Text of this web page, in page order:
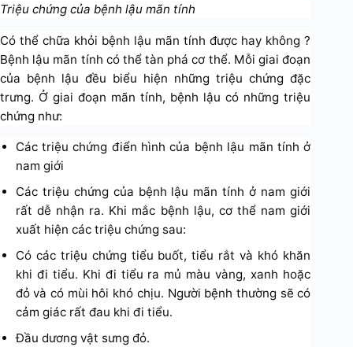
Triệu chứng của bệnh lậu mãn tính
Có thể chữa khỏi bệnh lậu mãn tính được hay không ?
Bệnh lậu mãn tính có thể tàn phá cơ thể. Mỗi giai đoạn
của bệnh lậu đều biểu hiện những triệu chứng đặc
trưng. Ở giai đoạn mãn tính, bệnh lậu có những triệu
chứng như:
Các triệu chứng điển hình của bệnh lậu mãn tính ở
nam giới
Các triệu chứng của bệnh lậu mãn tính ở nam giới
rất dễ nhận ra. Khi mắc bệnh lậu, cơ thể nam giới
xuất hiện các triệu chứng sau:
Có các triệu chứng tiểu buốt, tiểu rắt và khó khăn
khi đi tiểu. Khi đi tiểu ra mủ màu vàng, xanh hoặc
đỏ và có mùi hôi khó chịu. Người bệnh thường sẽ có
cảm giác rất đau khi đi tiểu.
Đầu dương vật sưng đỏ.